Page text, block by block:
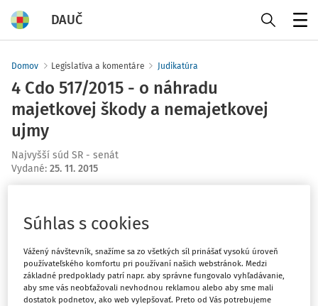
DAUČ
Domov Legislatíva a komentáre Judikatúra
4 Cdo 517/2015 - o náhradu
majetkovej škody a nemajetkovej
ujmy
Najvyšší súd SR - senát
Vydané: 25. 11. 2015
Zatiaľ ste si prečítali len začiatok...
Súhlas s cookies
Vážený návštevník, snažíme sa zo všetkých síl prinášať vysokú úroveň
používateľského komfortu pri používaní našich webstránok. Medzi
základné predpoklady patrí napr. aby správne fungovalo vyhľadávanie,
aby sme vás neobťažovali nevhodnou reklamou alebo aby sme mali
dostatok podnetov, ako web vylepšovať. Preto od Vás potrebujeme